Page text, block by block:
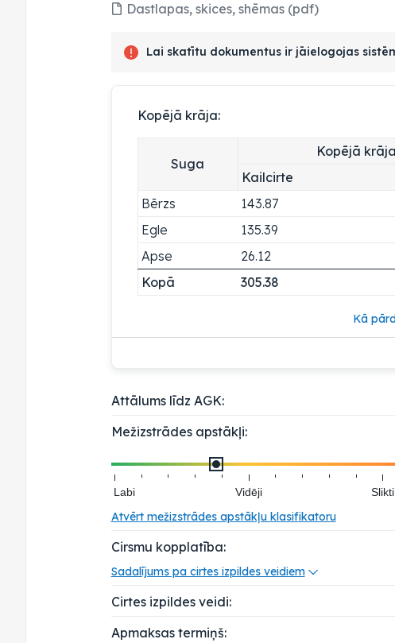
Dastlapas, skices, shēmas (pdf)
Lai skatītu dokumentus ir jāielogojas
Kopējā krāja:
Suga
Kopējā
Kailcirte
Bērzs
143.87
Egle
135.39
Apse
26.12
Kopā
305.38
Kā
Attālums līdz AGK:
Mežizstrādes apstākļi:
Labi Vidēji Slikti
Atvērt mežizstrādes apstākļu klasifikatoru
Cirsmu kopplatība:
Sadalījums pa cirtes izpildes veidiem
Cirtes izpildes veidi:
Apmaksas termiņš: